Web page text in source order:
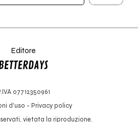
Editore
07712350961
d'uso - Privacy policy
vietata la riproduzione.